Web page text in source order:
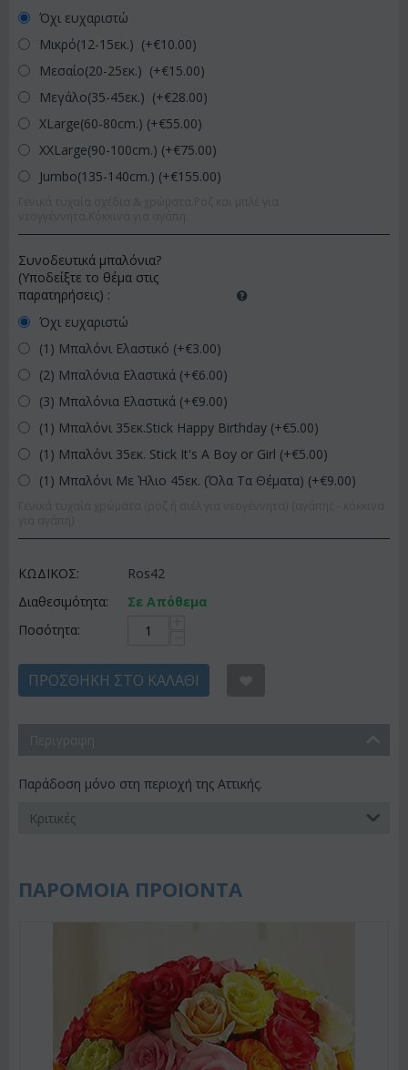
Όχι ευχαριστώ
Μικρό(12-15εκ.) (+€10.00)
Μεσαίο(20-25εκ.) (+€15.00)
Μεγάλο(35-45εκ.) (+€28.00)
XLarge(60-80cm.) (+€55.00)
XXLarge(90-100cm.) (+€75.00)
Jumbo(135-140cm.) (+€155.00)
Συνοδευτικά μπαλόνια?
(Υποδείξτε το θέμα στις
παρατηρήσεις) :
Όχι ευχαριστώ
(1) Μπαλόνι Ελαστικό (+€3.00)
(2) Μπαλόνια Ελαστικά (+€6.00)
(3) Μπαλόνια Ελαστικά (+€9.00)
(1) Μπαλόνι 35εκ.Stick Happy Birthday (+€5.00)
(1) Μπαλόνι 35εκ. Stick It's A Boy or Girl (+€5.00)
(1) Μπαλόνι Με Ήλιο 45εκ. (Όλα Τα Θέματα) (+€9.00)
ΚΩΔΙΚΟΣ:
Ros42
Διαθεσιμότητα:
Σε Απόθεμα
Ποσότητα:
ΠΡΟΣΘΉΚΗ ΣΤΟ ΚΑΛΆΘΙ
Παράδοση μόνο στη περιοχή της Αττικής.
Κριτικές
ΠΑΡΟΜΟΙΑ ΠΡΟΙΟΝΤΑ